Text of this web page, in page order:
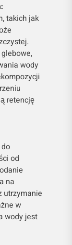
takich jak
wody
retencję
od
na
utrzymanie
w
wody jest